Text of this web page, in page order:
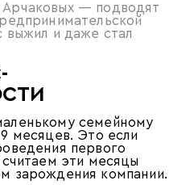
— подводят
выжил и даже стал
семейному
месяцев. Это если
первого
эти месяцы
зарождения компании.